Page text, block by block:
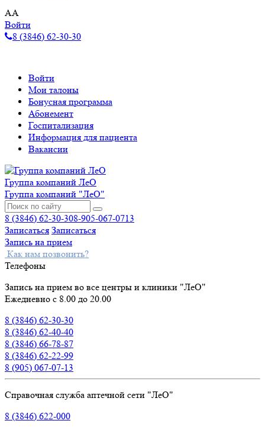
AA
Войти
8 (3846) 62-30-30
Войти
Мои талоны
Бонусная программа
Абонемент
Госпитализация
Информация для пациента
Вакансии
Группа компаний ЛеО
Группа компаний "ЛеО"
8 (3846) 62-30-308-905-067-0713
Записаться Записаться
Запись на прием
Как нам позвонить?
Телефоны
Запись на прием во все центры и клиники "ЛеО"
Ежедневно с 8.00 до 20.00
8 (3846) 62-30-30
8 (3846) 62-40-40
8 (3846) 66-78-87
8 (3846) 62-22-99
8 (905) 067-07-13
Справочная служба аптечной сети "ЛеО"
8 (3846) 622-000